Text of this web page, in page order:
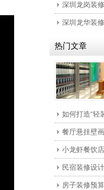
深圳龙岗装
深圳龙华装
热门文章
如何打造“轻
餐厅悬挂壁
小龙虾餐饮
房子装修预